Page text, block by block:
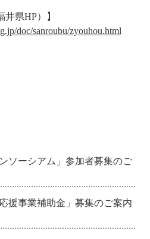
井県HP）】
doc/sanroubu/zyouhou.html
ソーシアム」参加者募集のご
援事業補助金」募集のご案内